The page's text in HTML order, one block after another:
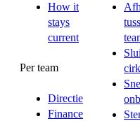
How it
stays
current
Per team
Directie
Finance